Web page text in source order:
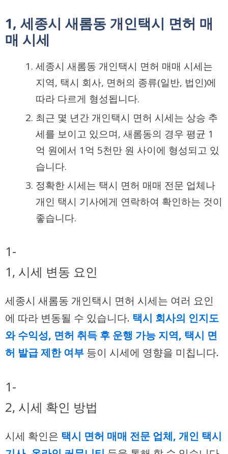
1, 세종시 새롬동 개인택시 면허 매
매 시세
세종시 새롬동 개인택시 면허 매매 시세는
지역, 택시 회사, 면허의 종류(일반, 법인)에
따라 다르게 형성됩니다.
최근 몇 년간 개인택시 면허 시세는 상승 추
세를 보이고 있으며, 새롬동의 경우 평균 1
억 원에서 1억 5천만 원 사이에 형성되고 있
습니다.
정확한 시세는 택시 면허 매매 전문 업체나
개인 택시 기사에게 연락하여 확인하는 것이
좋습니다.
1-
1, 시세 변동 요인
세종시 새롬동 개인택시 면허 시세는 여러 요인
에 따라 변동될 수 있습니다. 택시 회사의 인지도
와 수익성, 면허 취득 후 운행 가능 지역, 택시 면
허 발급 제한 여부 등이 시세에 영향을 미칩니다.
1-
2, 시세 확인 방법
시세 확인은 택시 면허 매매 전문 업체, 개인 택시